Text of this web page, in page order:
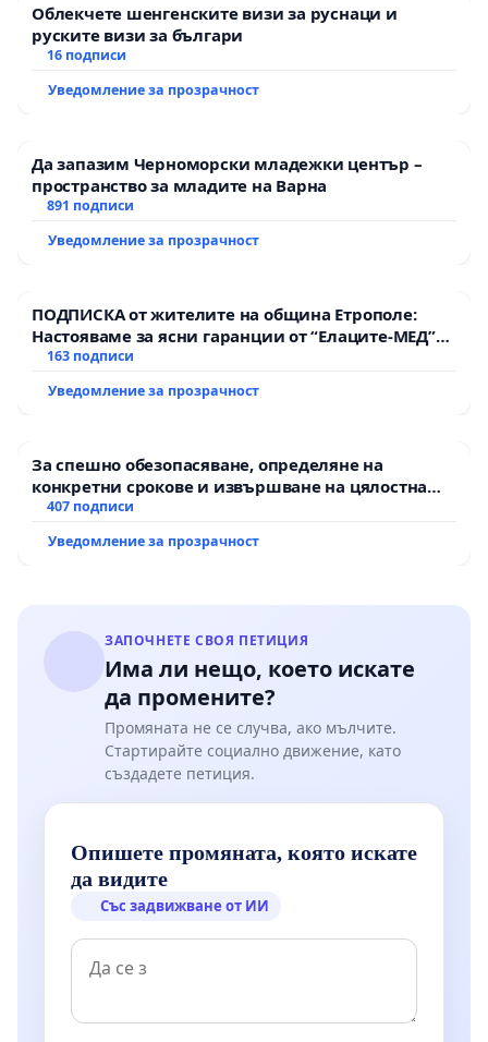
Облекчете шенгенските визи за руснаци и
руските визи за българи
16 подписи
Уведомление за прозрачност
Да запазим Черноморски младежки център –
пространство за младите на Варна
891 подписи
Уведомление за прозрачност
ПОДПИСКА от жителите на община Етрополе:
Настояваме за ясни гаранции от “Елаците-МЕД”
АД и от държавата, че ще се изпълнят всички
163 подписи
Уведомление за прозрачност
За спешно обезопасяване, определяне на
конкретни срокове и извършване на цялостна
рехабилитация на републиканския път между
Мирово - к.к. Момин проход
407 подписи
Уведомление за прозрачност
ЗАПОЧНЕТЕ СВОЯ ПЕТИЦИЯ
Има ли нещо, което искате
да промените?
Промяната не се случва, ако мълчите.
Стартирайте социално движение, като
създадете петиция.
Опишете промяната, която искате
да видите
Със задвижване от ИИ